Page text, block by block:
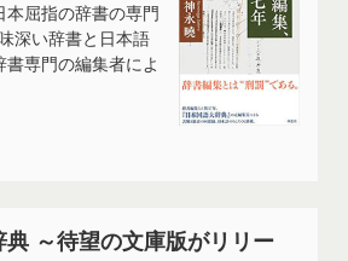
屈指の辞書の専門
深い辞書と日本語
専門の編集者によ
典 ～待望の文庫版がリリー